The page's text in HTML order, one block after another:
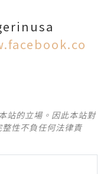
站的立場。因此本站對
性不負任何法律責